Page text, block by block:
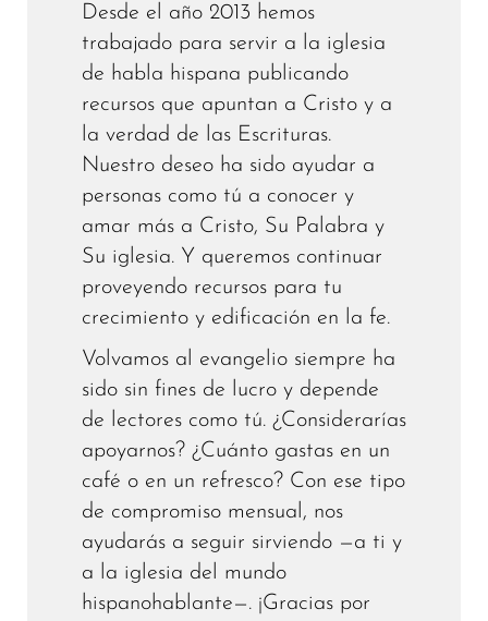
Desde el año 2013 hemos
trabajado para servir a la iglesia
de habla hispana publicando
recursos que apuntan a Cristo y a
la verdad de las Escrituras.
Nuestro deseo ha sido ayudar a
personas como tú a conocer y
amar más a Cristo, Su Palabra y
Su iglesia. Y queremos continuar
proveyendo recursos para tu
crecimiento y edificación en la fe.
Volvamos al evangelio siempre ha
sido sin fines de lucro y depende
de lectores como tú. ¿Considerarías
apoyarnos? ¿Cuánto gastas en un
café o en un refresco? Con ese tipo
de compromiso mensual, nos
ayudarás a seguir sirviendo —a ti y
a la iglesia del mundo
hispanohablante—. ¡Gracias por